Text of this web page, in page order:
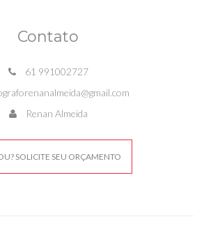
Contato
61 991002727
Renan Almeida
SOLICITE SEU ORÇAMENTO